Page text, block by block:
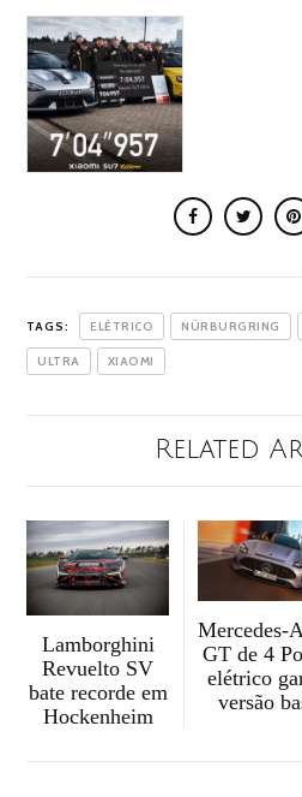
TAGS: ELÉTRICO NÜRBURGRING
ULTRA XIAOMI
Related
Lamborghini
Revuelto SV
bate recorde em
Hockenheim
Mercedes-
GT de 4
elétrico
versão